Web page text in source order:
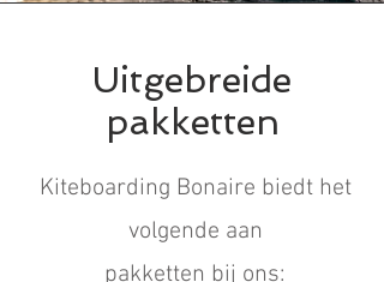
Uitgebreide
pakketten
Kiteboarding Bonaire biedt het
volgende aan
pakketten bij ons: